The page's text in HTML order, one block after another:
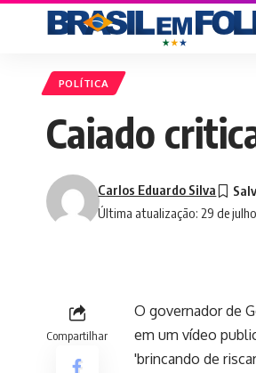
POLÍTICA
Caiado
Última atualização: 29 de
Carlos Eduardo Silva
Compartilhar
O governador de
em um vídeo
'brincando de